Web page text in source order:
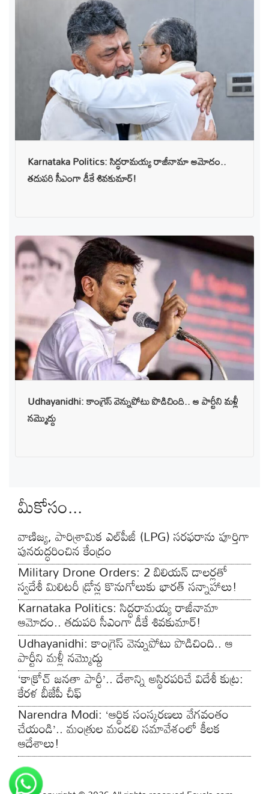
Karnataka Politics: సిద్ధరామయ్య రాజీనామా ఆమోదం..
తదుపరి సీఎంగా డీకే శివకుమార్!
Udhayanidhi: కాంగ్రెస్ వెన్నుపోటు పొడిచింది.. ఆ పార్టీని మళ్లీ
నమ్మొద్దు
మీకోసం...
వాణిజ్య, పారిశ్రామిక ఎల్‌పీజీ (LPG) సరఫరాను పూర్తిగా
పునరుద్ధరించిన కేంద్రం
Military Drone Orders: 2 బిలియన్ డాలర్లతో
స్వదేశీ మిలిటరీ డ్రోన్ల కొనుగోలుకు భారత్ సన్నాహాలు!
Karnataka Politics: సిద్ధరామయ్య రాజీనామా
ఆమోదం.. తదుపరి సీఎంగా డీకే శివకుమార్!
Udhayanidhi: కాంగ్రెస్ వెన్నుపోటు పొడిచింది.. ఆ
పార్టీని మళ్లీ నమ్మొద్దు
‘కాక్రోచ్ జనతా పార్టీ’.. దేశాన్ని అస్థిరపరిచే విదేశీ కుట్ర:
కేరళ బీజేపీ చీఫ్
Narendra Modi: ‘ఆర్థిక సంస్కరణలు వేగవంతం
చేయండి’.. మంత్రుల మండలి సమావేశంలో కీలక
ఆదేశాలు!